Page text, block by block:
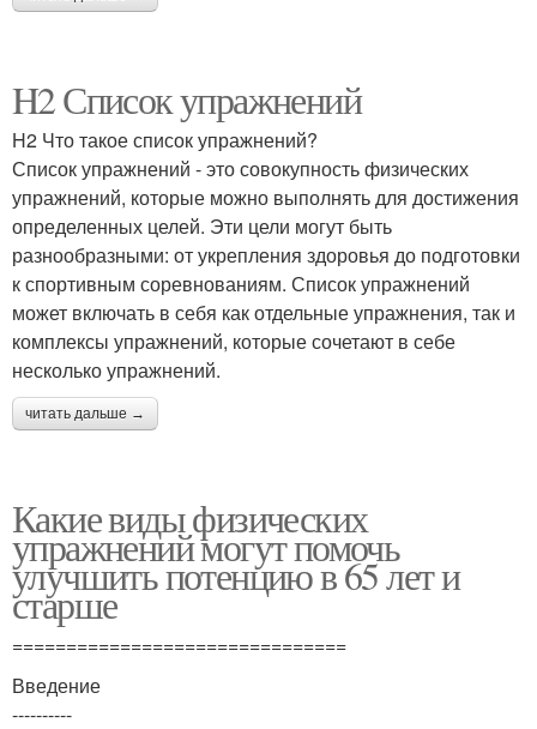
H2 Список упражнений
H2 Что такое список упражнений?
Список упражнений - это совокупность физических
упражнений, которые можно выполнять для достижения
определенных целей. Эти цели могут быть
разнообразными: от укрепления здоровья до подготовки
к спортивным соревнованиям. Список упражнений
может включать в себя как отдельные упражнения, так и
комплексы упражнений, которые сочетают в себе
несколько упражнений.
читать дальше →
Какие виды физических
упражнений могут помочь
улучшить потенцию в 65 лет и
старше
===============================
Введение
----------